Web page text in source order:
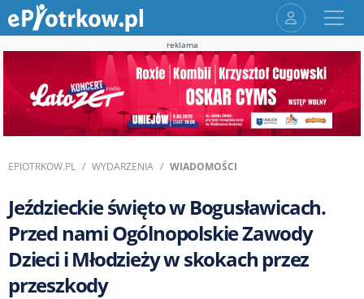
reklama
EPIOTRKOW.PL WYDARZENIA WIADOMOŚCI
Jeździeckie święto w Bogusławicach.
Przed nami Ogólnopolskie Zawody
Dzieci i Młodzieży w skokach przez
przeszkody